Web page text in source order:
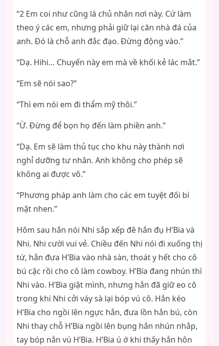
“2 Em coi như cũng là chủ nhân nơi này. Cứ làm
theo ý các em, nhưng phải giữ lại căn nhà đá của
anh. Đó là chỗ anh đắc đạo. Đừng động vào.”
“Dạ. Hihi… Chuyến này em mà về khối kẻ lác mắt.”
“Em sẽ nói sao?”
“Thì em nói em đi thẩm mỹ thôi.”
“Ừ. Đừng để bọn họ đến làm phiền anh.”
“Dạ. Em sẽ làm thủ tục cho khu này thành nơi
nghỉ dưỡng tư nhân. Anh không cho phép sẽ
không ai được vô.”
“Phương pháp anh làm cho các em tuyệt đối bí
mật nhen.”
Hôm sau hắn nói Nhi sắp xếp đê hắn đụ H’Bia và
Nhi. Nhi cười vui vẻ. Chiều đến Nhi nói đi xuống thị
tứ, hắn đưa H’Bia vào nhà sàn, thoát y hết cho cô
bú cặc rồi cho cô làm cowboy. H’Bia đang nhún thì
Nhi vào. H’Bia giật mình, nhưng hắn đã giữ eo cô
trong khi Nhi cởi váy sà lại bóp vú cô. Hắn kéo
H’Bia cho ngồi lên ngực hắn, đưa lồn hắn bú, còn
Nhi thay chỗ H’Bia ngồi lên bụng hắn nhún nhắp,
tay bóp nắn vú H’Bia. H’Bia ú ớ khi thấy hắn hôn